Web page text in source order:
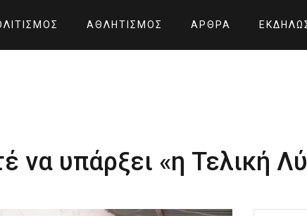
ΑΘΛΗΤΙΣΜΌΣ ΆΡΘΡΑ
να υπάρξει «η Τελική